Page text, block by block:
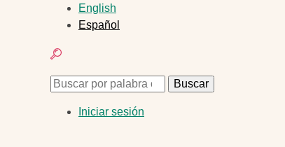
English
Español
Buscar
Buscar
MenúIniciar sesión